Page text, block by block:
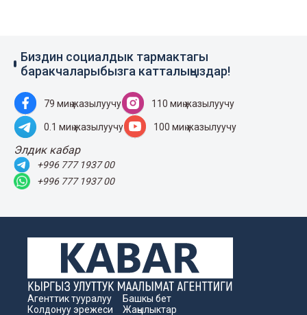
Биздин социалдык тармактагы
баракчаларыбызга катталыңыздар!
79 миң жазылуучу 110 миң жазылуучу
0.1 миң жазылуучу 100 миң жазылуучу
Элдик кабар
+996 777 1937 00
+996 777 1937 00
Агенттик тууралуу
Колдонуу эрежеси
Башкы бет
Жаңылыктар